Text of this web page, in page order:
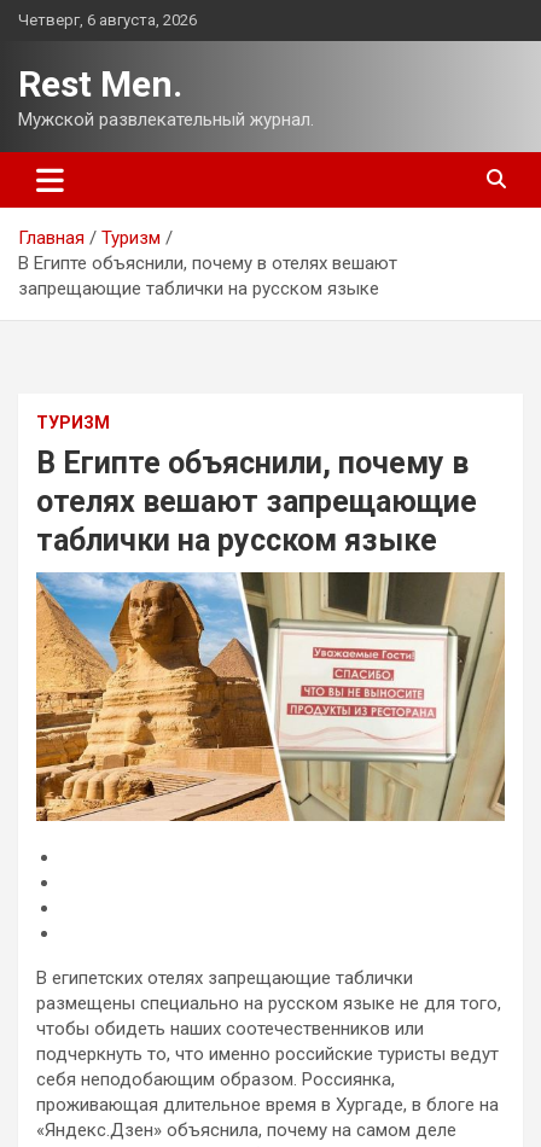
Перейти
Четверг, 6 августа, 2026
Rest Men.
Мужской развлекательный журнал.
Главная
Туризм
В Египте объяснили, почему в отелях вешают
запрещающие таблички на русском языке
ТУРИЗМ
В Египте объяснили, почему в
отелях вешают запрещающие
таблички на русском языке
В египетских отелях запрещающие таблички
размещены специально на русском языке не для того,
чтобы обидеть наших соотечественников или
подчеркнуть то, что именно российские туристы ведут
себя неподобающим образом. Россиянка,
проживающая длительное время в Хургаде, в блоге на
«Яндекс.Дзен» объяснила, почему на самом деле